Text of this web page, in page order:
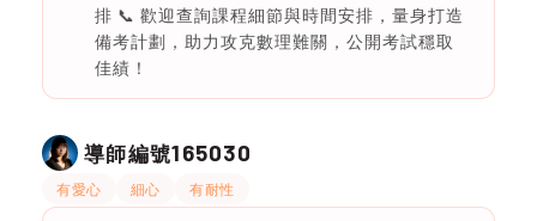
排 📞 歡迎查詢課程細節與時間安排，量身打造
備考計劃，助力攻克數理難關，公開考試穩取
佳績！
導師編號165030
有愛心 細心 有耐性